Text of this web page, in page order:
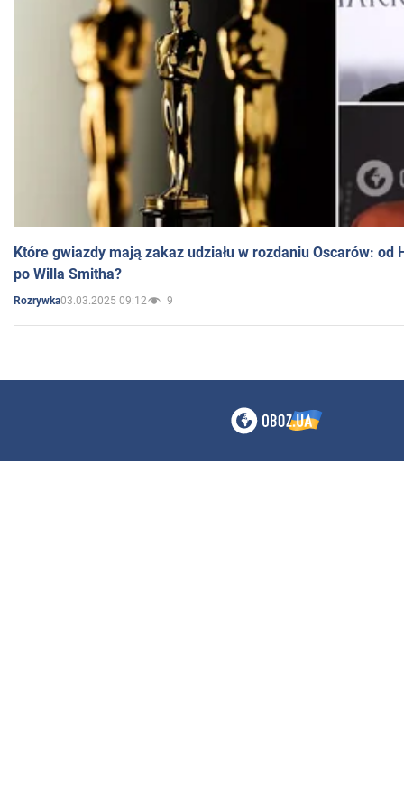
Które gwiazdy mają zakaz udziału w rozdaniu Oscarów: od
po Willa Smitha?
Rozrywka03.03.2025 09:12 9